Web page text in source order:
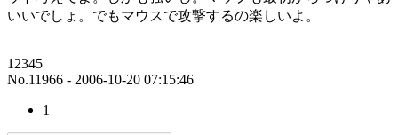
いいでしょ。でもマウスで攻撃するの楽しいよ。
12345
No.11966 - 2006-10-20 07:15:46
1